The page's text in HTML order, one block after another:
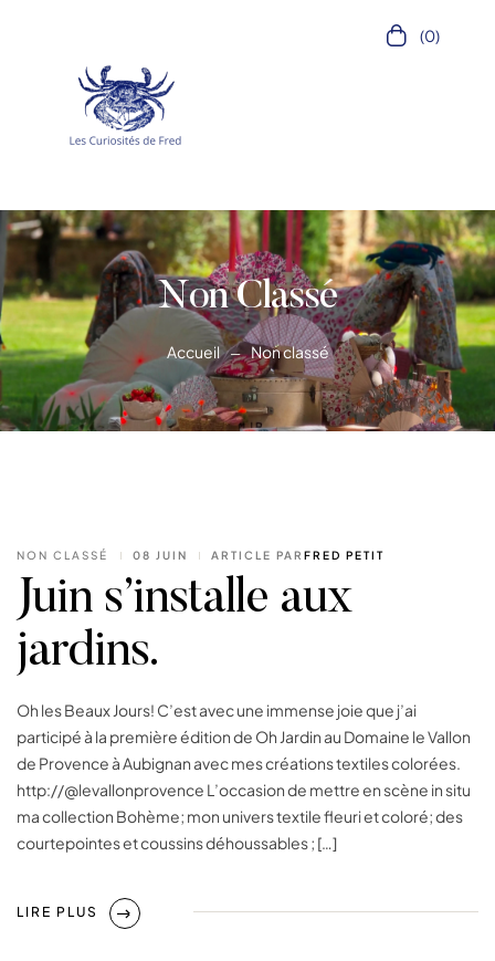
(0)
Non Classé
Accueil Non classé
NON CLASSÉ 08 JUIN ARTICLE PAR FRED PETIT
Juin s’installe aux
jardins.
Oh les Beaux Jours! C’est avec une immense joie que j’ai
participé à la première édition de Oh Jardin au Domaine le Vallon
de Provence à Aubignan avec mes créations textiles colorées.
http://@levallonprovence L’occasion de mettre en scène in situ
ma collection Bohème; mon univers textile fleuri et coloré; des
courtepointes et coussins déhoussables ; […]
LIRE PLUS